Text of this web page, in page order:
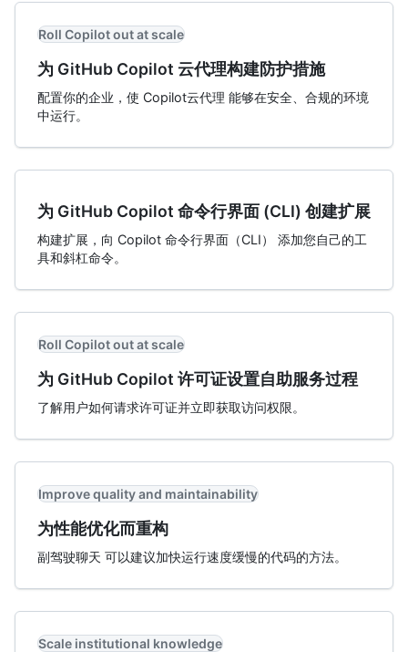
Roll Copilot out at scale
为 GitHub Copilot 云代理构建防护措施
配置你的企业，使 Copilot云代理 能够在安全、合规的环境
中运行。
为 GitHub Copilot 命令行界面 (CLI) 创建扩展
构建扩展，向 Copilot 命令行界面（CLI） 添加您自己的工
具和斜杠命令。
Roll Copilot out at scale
为 GitHub Copilot 许可证设置自助服务过程
了解用户如何请求许可证并立即获取访问权限。
Improve quality and maintainability
为性能优化而重构
副驾驶聊天 可以建议加快运行速度缓慢的代码的方法。
Scale institutional knowledge